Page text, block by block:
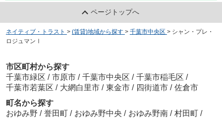
ページトップへ
ネイティブ・トラスト > (賃貸)地域から探す > 千葉市中央区 > シャン・プレ・
ロジュマンⅠ
市区町村から探す
千葉市緑区 / 市原市 / 千葉市中央区 / 千葉市稲毛区 /
千葉市若葉区 / 大網白里市 / 東金市 / 四街道市 / 佐倉市
町名から探す
おゆみ野 / 誉田町 / おゆみ野中央 / おゆみ野南 / 村田町 /